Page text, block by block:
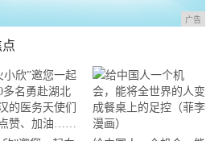
广告